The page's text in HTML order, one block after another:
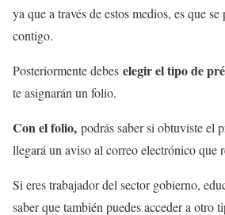
ya que a través de estos medios, es que
contigo.
Posteriormente debes elegir el tipo de
te asignarán un folio.
Con el folio, podrás saber si obtuviste el
llegará un aviso al correo electrónico que
Si eres trabajador del sector gobierno,
saber que también puedes acceder a otro